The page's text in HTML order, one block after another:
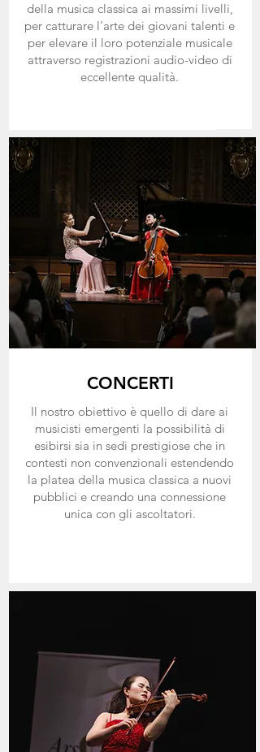
della musica classica ai massimi livelli,
per catturare l'arte dei giovani talenti e
per elevare il loro potenziale musicale
attraverso registrazioni audio-video di
eccellente qualità​.
CONCERTI
Il nostro obiettivo è quello di dare ai
musicisti emergenti la possibilità di
esibirsi sia in sedi prestigiose che in
contesti non convenzionali estendendo
la platea della musica classica a nuovi
pubblici e creando una connessione
unica con gli ascoltatori.